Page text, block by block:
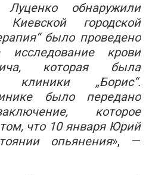
обнаружили
городской
было проведено
исследование крови
которая была
клиники „Борис“.
было передано
которое
что 10 января Юрий
опьянения», —